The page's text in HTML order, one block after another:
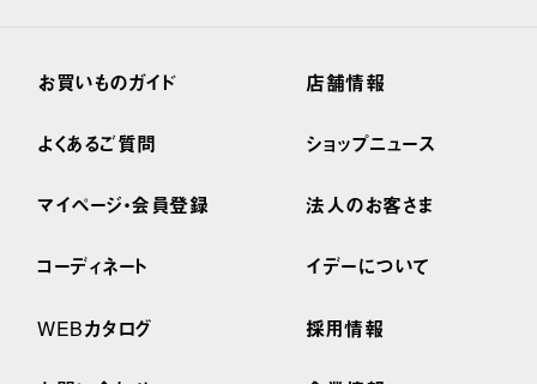
お買いものガイド
よくあるご質問
マイページ・会員登録
コーディネート
WEBカタログ
店舗情報
ショップニュース
法人のお客さま
イデーについて
採用情報